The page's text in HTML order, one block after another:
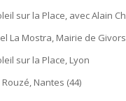
sur la Place, avec Alain
La Mostra, Mairie de Givors
sur la Place, Lyon
Nantes (44)